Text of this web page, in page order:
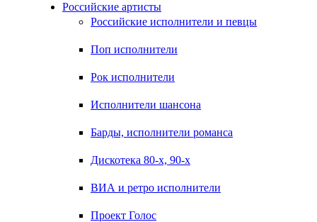
Российские артисты
Российские исполнители и певцы
Поп исполнители
Рок исполнители
Исполнители шансона
Барды, исполнители романса
Дискотека 80-х, 90-х
ВИА и ретро исполнители
Проект Голос